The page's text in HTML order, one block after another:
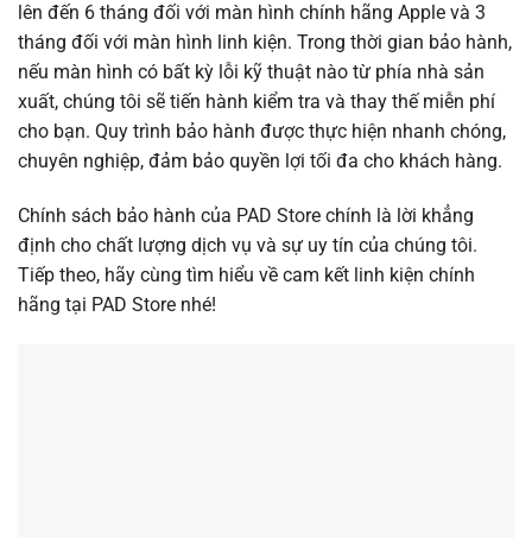
lên đến 6 tháng đối với màn hình chính hãng Apple và 3
tháng đối với màn hình linh kiện. Trong thời gian bảo hành,
nếu màn hình có bất kỳ lỗi kỹ thuật nào từ phía nhà sản
xuất, chúng tôi sẽ tiến hành kiểm tra và thay thế miễn phí
cho bạn. Quy trình bảo hành được thực hiện nhanh chóng,
chuyên nghiệp, đảm bảo quyền lợi tối đa cho khách hàng.
Chính sách bảo hành của PAD Store chính là lời khẳng
định cho chất lượng dịch vụ và sự uy tín của chúng tôi.
Tiếp theo, hãy cùng tìm hiểu về cam kết linh kiện chính
hãng tại PAD Store nhé!